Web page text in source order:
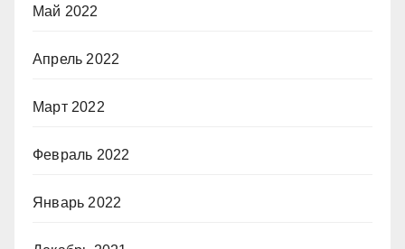
Май 2022
Апрель 2022
Март 2022
Февраль 2022
Январь 2022